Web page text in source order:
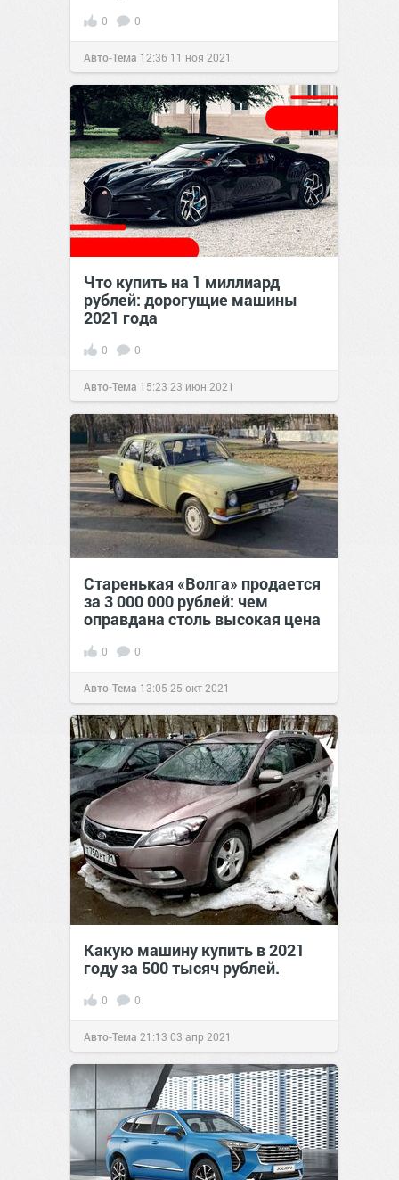
0 0
Авто-Тема 12:36 11 ноя 2021
Что купить на 1 миллиард
рублей: дорогущие машины
2021 года
0 0
Авто-Тема 15:23 23 июн 2021
Старенькая «Волга» продается
за 3 000 000 рублей: чем
оправдана столь высокая цена
0 0
Авто-Тема 13:05 25 окт 2021
Какую машину купить в 2021
году за 500 тысяч рублей.
0 0
Авто-Тема 21:13 03 апр 2021